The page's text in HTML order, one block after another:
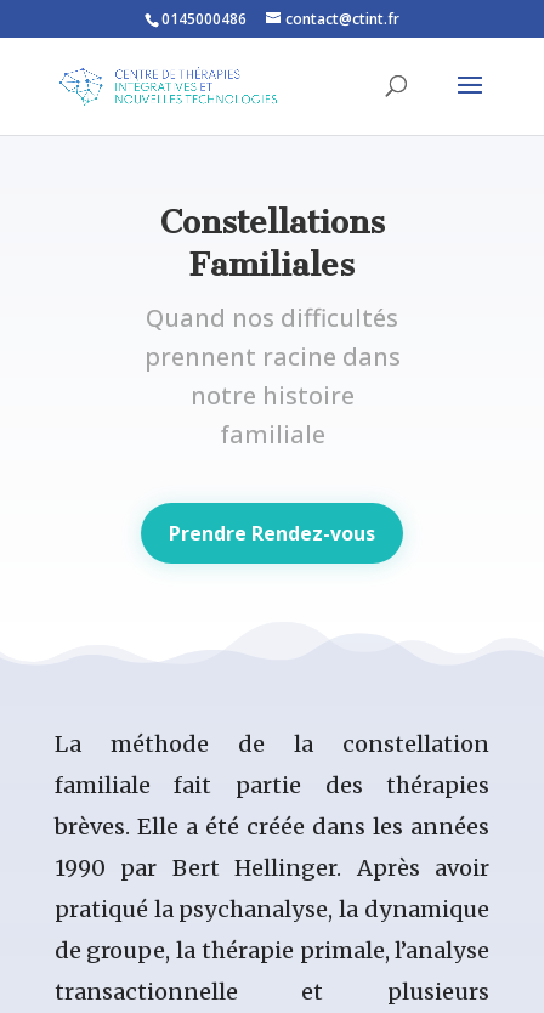
0145000486 contact@ctint.fr
Constellations
Familiales
Quand nos difficultés
prennent racine dans
notre histoire
familiale
Prendre Rendez-vous
La méthode de la constellation
familiale fait partie des thérapies
brèves. Elle a été créée dans les années
1990 par Bert Hellinger. Après avoir
pratiqué la psychanalyse, la dynamique
de groupe, la thérapie primale, l’analyse
transactionnelle et plusieurs